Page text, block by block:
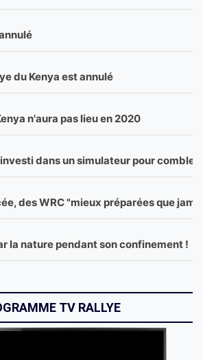
du Kenya est annulé
n'aura pas lieu en 2020
dans un simulateur pour combler
des WRC "mieux préparées que
la nature pendant son confinement !
solutions pour réorganiser son
TV RALLYE